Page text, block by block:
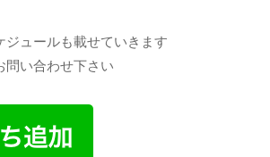
ジュールも載せていきます
問い合わせ下さい